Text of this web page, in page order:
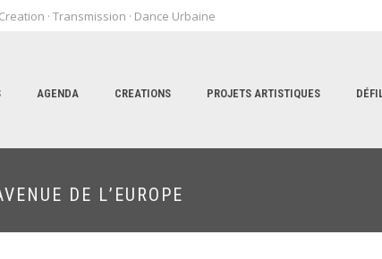
Creation · Transmission · Dance Urbaine
AGENDA CREATIONS PROJETS ARTISTIQUES
DE L’EUROPE